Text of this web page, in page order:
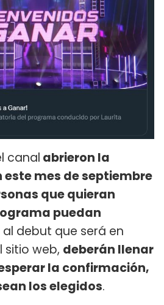
canal abrieron la
mes de septiembre
que quieran
puedan
al debut que será en
sitio web, deberán llenar
la confirmación,
los elegidos.